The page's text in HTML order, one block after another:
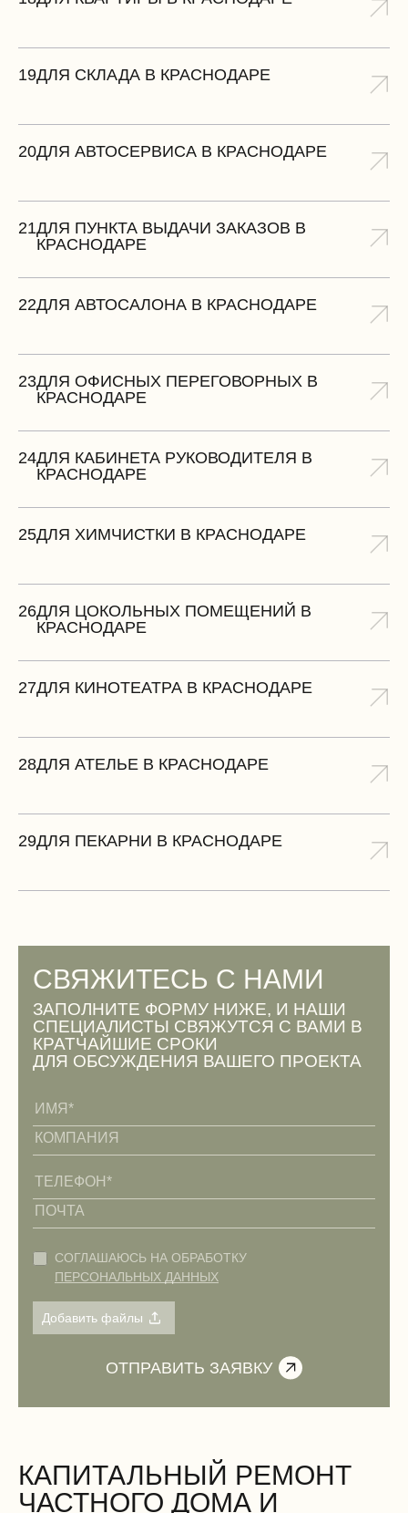
19ДЛЯ СКЛАДА В КРАСНОДАРЕ
20ДЛЯ АВТОСЕРВИСА В КРАСНОДАРЕ
21ДЛЯ ПУНКТА ВЫДАЧИ ЗАКАЗОВ В
КРАСНОДАРЕ
22ДЛЯ АВТОСАЛОНА В КРАСНОДАРЕ
23ДЛЯ ОФИСНЫХ ПЕРЕГОВОРНЫХ В
КРАСНОДАРЕ
24ДЛЯ КАБИНЕТА РУКОВОДИТЕЛЯ В
КРАСНОДАРЕ
25ДЛЯ ХИМЧИСТКИ В КРАСНОДАРЕ
26ДЛЯ ЦОКОЛЬНЫХ ПОМЕЩЕНИЙ В
КРАСНОДАРЕ
27ДЛЯ КИНОТЕАТРА В КРАСНОДАРЕ
28ДЛЯ АТЕЛЬЕ В КРАСНОДАРЕ
29ДЛЯ ПЕКАРНИ В КРАСНОДАРЕ
СВЯЖИТЕСЬ С НАМИ
ЗАПОЛНИТЕ ФОРМУ НИЖЕ, И НАШИ
СПЕЦИАЛИСТЫ СВЯЖУТСЯ С ВАМИ В
КРАТЧАЙШИЕ СРОКИ
ДЛЯ ОБСУЖДЕНИЯ ВАШЕГО ПРОЕКТА
СОГЛАШАЮСЬ НА ОБРАБОТКУ
ПЕРСОНАЛЬНЫХ ДАННЫХ
КАПИТАЛЬНЫЙ РЕМОНТ
ЧАСТНОГО ДОМА И